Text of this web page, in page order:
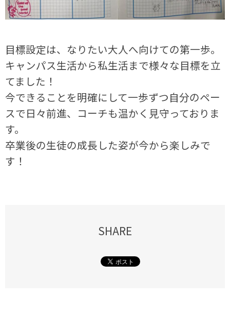
目標設定は、なりたい大人へ向けての第一歩。
キャンパス生活から私生活まで様々な目標を立
てました！
今できることを明確にして一歩ずつ自分のペー
スで日々前進、コーチも温かく見守っておりま
す。
卒業後の生徒の成長した姿が今から楽しみで
す！
SHARE